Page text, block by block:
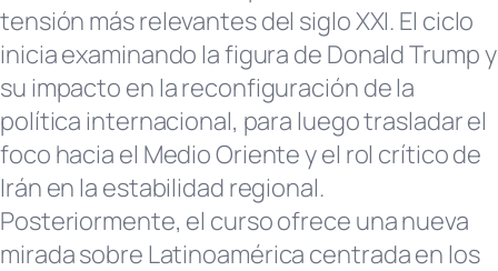
tensión más relevantes del siglo XXI. El ciclo
inicia examinando la figura de Donald Trump y
su impacto en la reconfiguración de la
política internacional, para luego trasladar el
foco hacia el Medio Oriente y el rol crítico de
Irán en la estabilidad regional.
Posteriormente, el curso ofrece una nueva
mirada sobre Latinoamérica centrada en los